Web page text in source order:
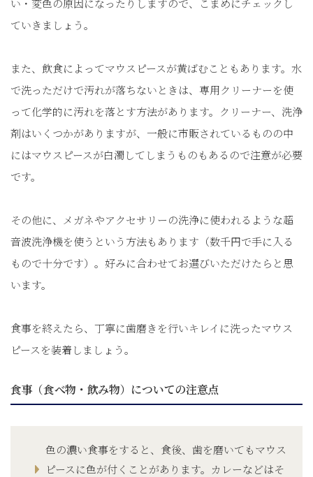
い・変色の原因になったりしますので、こまめにチェックし
ていきましょう。
また、飲食によってマウスピースが黄ばむこともあります。水
で洗っただけで汚れが落ちないときは、専用クリーナーを使
って化学的に汚れを落とす方法があります。クリーナー、洗浄
剤はいくつかがありますが、一般に市販されているものの中
にはマウスピースが白濁してしまうものもあるので注意が必要
です。
その他に、メガネやアクセサリーの洗浄に使われるような超
音波洗浄機を使うという方法もあります（数千円で手に入る
もので十分です）。好みに合わせてお選びいただけたらと思
います。
食事を終えたら、丁寧に歯磨きを行いキレイに洗ったマウス
ピースを装着しましょう。
食事（食べ物・飲み物）についての注意点
色の濃い食事をすると、食後、歯を磨いてもマウス
ピースに色が付くことがあります。カレーなどはそ